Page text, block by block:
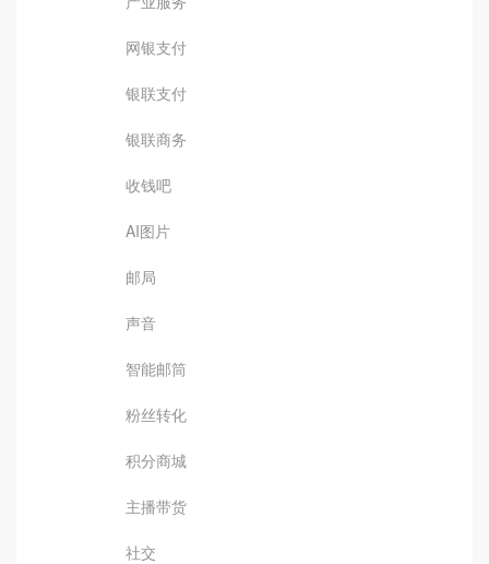
网银支付
银联支付
银联商务
收钱吧
AI图片
邮局
声音
智能邮筒
粉丝转化
积分商城
主播带货
社交